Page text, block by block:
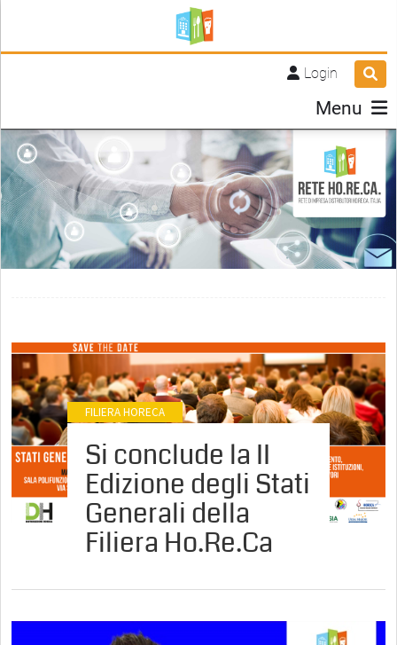
Login
Menu
FILIERA HORECA
Si conclude la II
Edizione degli Stati
Generali della
Filiera Ho.Re.Ca
0